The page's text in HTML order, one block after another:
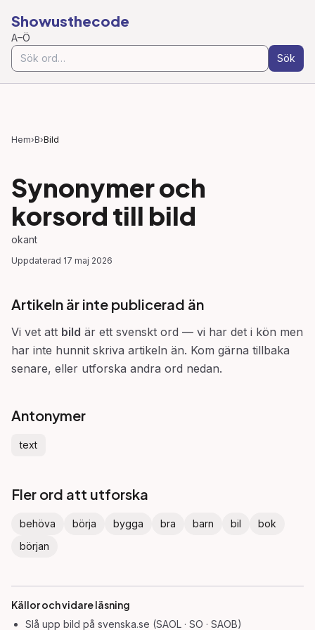
Showusthecode
A–Ö
Sök
Hem›B›Bild
Synonymer och
korsord till bild
okant
Uppdaterad 17 maj 2026
Artikeln är inte publicerad än
Vi vet att bild är ett svenskt ord — vi har det i kön men
har inte hunnit skriva artikeln än. Kom gärna tillbaka
senare, eller utforska andra ord nedan.
Antonymer
text
Fler ord att utforska
behöva börja bygga bra barn bil
bok
början
Källor och vidare läsning
Slå upp bild på svenska.se (SAOL · SO · SAOB)